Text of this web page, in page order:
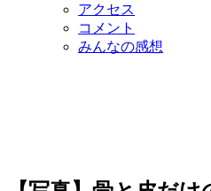
アクセス
コメント
みんなの感想